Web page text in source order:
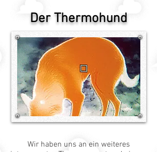
Der Thermohund
Wir haben uns an ein weiteres